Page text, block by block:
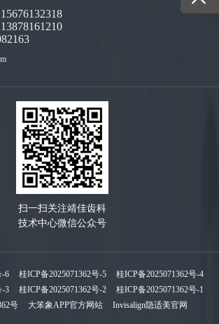
扫一扫关注靖佳齿科
技术中心微信公众号
-6 桂ICP备2025071362号-5
桂ICP备2025071362号-4
-3
桂ICP备2025071362号-2
桂ICP备2025071362号-1
号
大笨象APP官方网站 Invisalign隐适美官网